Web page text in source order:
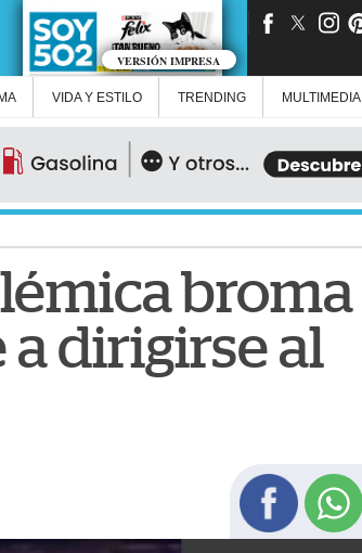
VERSIÓN IMPRESA
VIDA Y ESTILO TRENDING MULTIMEDIA
broma
dirigirse al